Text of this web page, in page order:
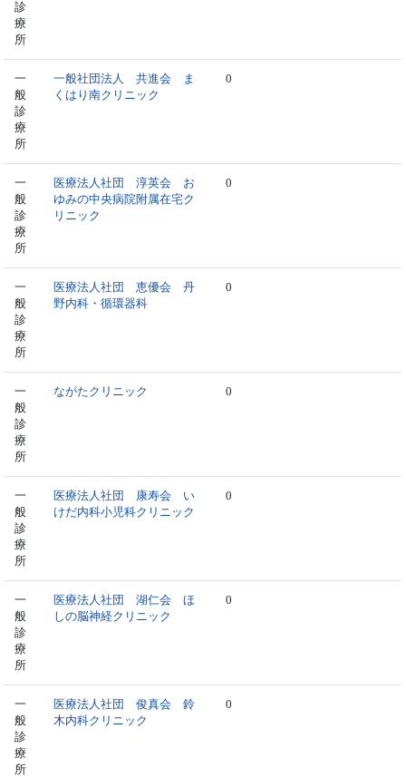
診
療
所
一
般
診
療
所
一般社団法人 共進会 ま
くはり南クリニック
0
一
般
診
療
所
医療法人社団 淳英会 お
ゆみの中央病院附属在宅ク
リニック
0
一
般
診
療
所
医療法人社団 恵優会 丹
野内科・循環器科
0
一
般
診
療
所
ながたクリニック 0
一
般
診
療
所
医療法人社団 康寿会 い
けだ内科小児科クリニック
0
一
般
診
療
所
医療法人社団 湖仁会 ほ
しの脳神経クリニック
0
一
般
診
療
所
医療法人社団 俊真会 鈴
木内科クリニック
0